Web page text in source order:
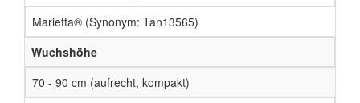
Marietta® (Synonym: Tan13565)
Wuchshöhe
70 - 90 cm (aufrecht, kompakt)